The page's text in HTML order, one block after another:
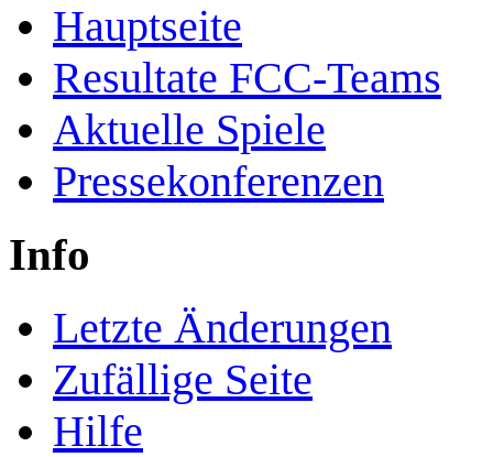
Hauptseite
Resultate FCC-Teams
Aktuelle Spiele
Pressekonferenzen
Info
Letzte Änderungen
Zufällige Seite
Hilfe